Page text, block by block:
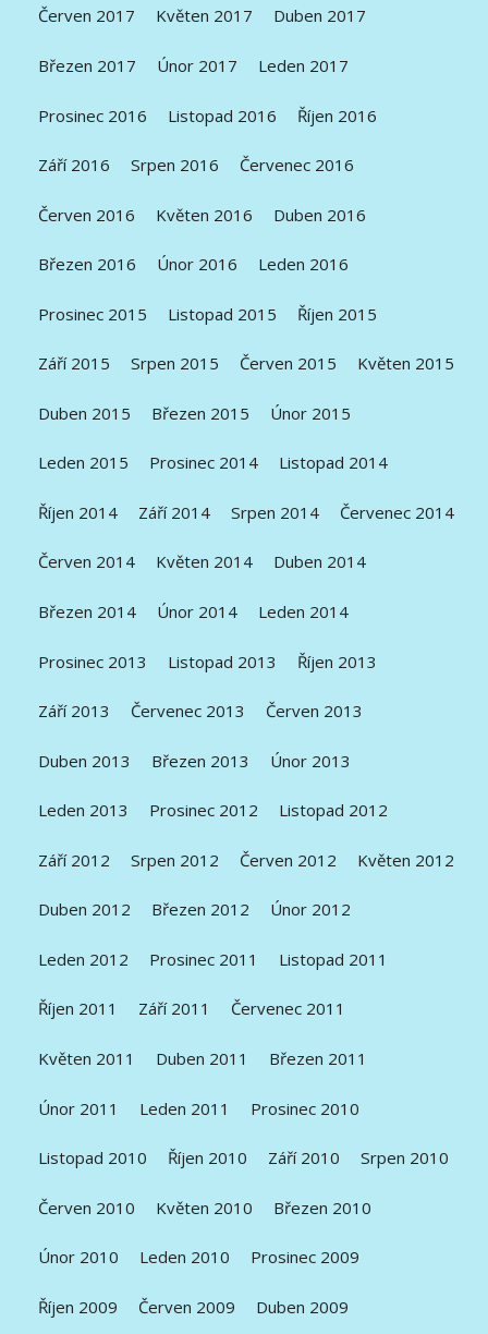
Červen 2017 Květen 2017 Duben 2017
Březen 2017 Únor 2017 Leden 2017
Prosinec 2016 Listopad 2016 Říjen 2016
Září 2016 Srpen 2016 Červenec 2016
Červen 2016 Květen 2016 Duben 2016
Březen 2016 Únor 2016 Leden 2016
Prosinec 2015 Listopad 2015 Říjen 2015
Září 2015 Srpen 2015 Červen 2015 Květen 2015
Duben 2015 Březen 2015 Únor 2015
Leden 2015 Prosinec 2014 Listopad 2014
Říjen 2014 Září 2014 Srpen 2014 Červenec 2014
Červen 2014 Květen 2014 Duben 2014
Březen 2014 Únor 2014 Leden 2014
Prosinec 2013 Listopad 2013 Říjen 2013
Září 2013 Červenec 2013 Červen 2013
Duben 2013 Březen 2013 Únor 2013
Leden 2013 Prosinec 2012 Listopad 2012
Září 2012 Srpen 2012 Červen 2012 Květen 2012
Duben 2012 Březen 2012 Únor 2012
Leden 2012 Prosinec 2011 Listopad 2011
Říjen 2011 Září 2011 Červenec 2011
Květen 2011 Duben 2011 Březen 2011
Únor 2011 Leden 2011 Prosinec 2010
Listopad 2010 Říjen 2010 Září 2010 Srpen 2010
Červen 2010 Květen 2010 Březen 2010
Únor 2010 Leden 2010 Prosinec 2009
Říjen 2009 Červen 2009 Duben 2009